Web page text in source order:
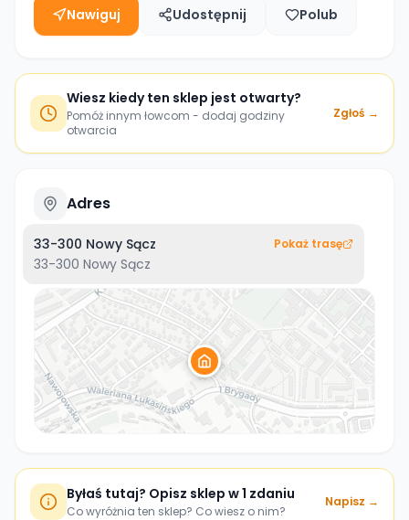
Nawiguj Udostępnij Polub
Wiesz kiedy ten sklep jest otwarty?
Pomóż innym łowcom - dodaj godziny
otwarcia
Zgłoś →
Adres
33-300 Nowy Sącz
33-300 Nowy Sącz
Pokaż trasę
Byłaś tutaj? Opisz sklep w 1 zdaniu
Co wyróżnia ten sklep? Co wiesz o nim?
Napisz →